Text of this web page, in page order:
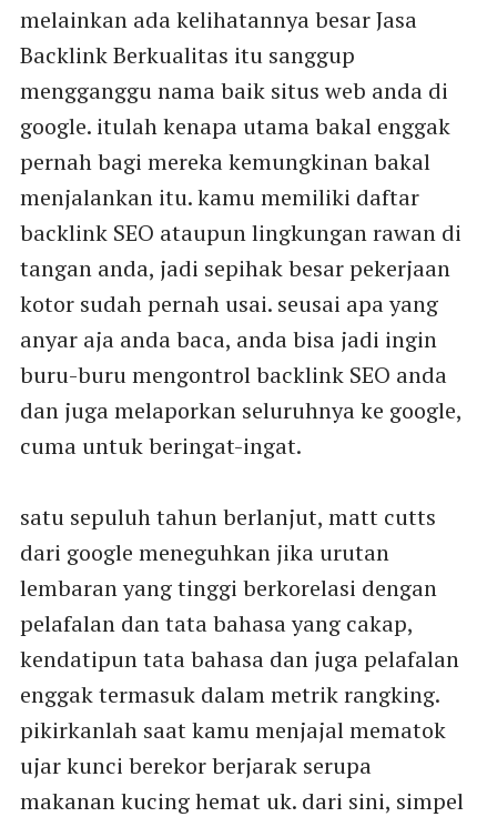
melainkan ada kelihatannya besar Jasa
Backlink Berkualitas itu sanggup
mengganggu nama baik situs web anda di
google. itulah kenapa utama bakal enggak
pernah bagi mereka kemungkinan bakal
menjalankan itu. kamu memiliki daftar
backlink SEO ataupun lingkungan rawan di
tangan anda, jadi sepihak besar pekerjaan
kotor sudah pernah usai. seusai apa yang
anyar aja anda baca, anda bisa jadi ingin
buru-buru mengontrol backlink SEO anda
dan juga melaporkan seluruhnya ke google,
cuma untuk beringat-ingat.
satu sepuluh tahun berlanjut, matt cutts
dari google meneguhkan jika urutan
lembaran yang tinggi berkorelasi dengan
pelafalan dan tata bahasa yang cakap,
kendatipun tata bahasa dan juga pelafalan
enggak termasuk dalam metrik rangking.
pikirkanlah saat kamu menjajal mematok
ujar kunci berekor berjarak serupa
makanan kucing hemat uk. dari sini, simpel